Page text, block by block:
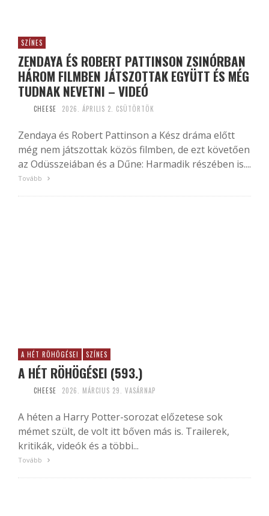
SZÍNES
ZENDAYA ÉS ROBERT PATTINSON ZSINÓRBAN
HÁROM FILMBEN JÁTSZOTTAK EGYÜTT ÉS MÉG
TUDNAK NEVETNI – VIDEÓ
CHEESE 2026. ÁPRILIS 2. CSÜTÖRTÖK
Zendaya és Robert Pattinson a Kész dráma előtt
még nem játszottak közös filmben, de ezt követően
az Odüsszeiában és a Dűne: Harmadik részében is....
Tovább
A HÉT RÖHÖGÉSEI SZÍNES
A HÉT RÖHÖGÉSEI (593.)
CHEESE 2026. MÁRCIUS 29. VASÁRNAP
A héten a Harry Potter-sorozat előzetese sok
mémet szült, de volt itt bőven más is. Trailerek,
kritikák, videók és a többi...
Tovább